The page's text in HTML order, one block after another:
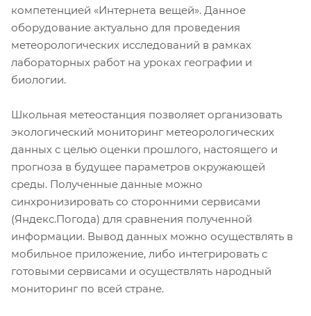
компетенцией «Интернета вещей». Данное
оборудование актуально для проведения
метеорологических исследований в рамках
лабораторных работ на уроках географии и
биологии.
Школьная метеостанция позволяет организовать
экологический мониторинг метеорологических
данных с целью оценки прошлого, настоящего и
прогноза в будущее параметров окружающей
среды. Полученные данные можно
синхронизировать со сторонними сервисами
(Яндекс.Погода) для сравнения полученной
информации. Вывод данных можно осуществлять в
мобильное приложение, либо интегрировать с
готовыми сервисами и осуществлять народный
мониторинг по всей стране.